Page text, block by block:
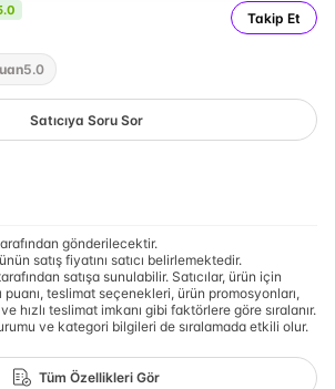
Takip Et
5.0
Satıcıya Soru Sor
gönderilecektir.
satış fiyatını satıcı belirlemektedir.
satışa sunulabilir. Satıcılar, ürün için
puanı, teslimat seçenekleri, ürün promosyonları,
hızlı teslimat imkanı gibi faktörlere göre sıralanır.
ve kategori bilgileri de sıralamada etkili olur.
Tüm Özellikleri Gör